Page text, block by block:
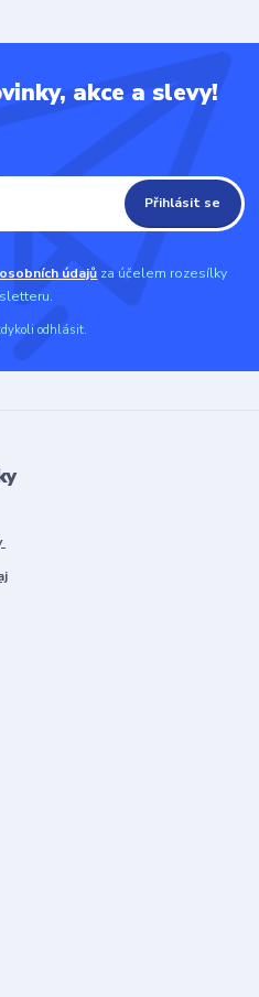
akce a slevy!
Přihlásit se
údajů za účelem rozesílky
odhlásit.